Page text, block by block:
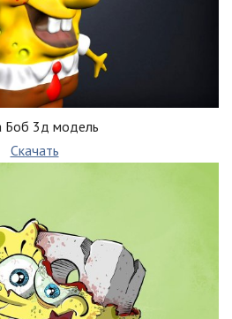
Боб 3д модель
Скачать